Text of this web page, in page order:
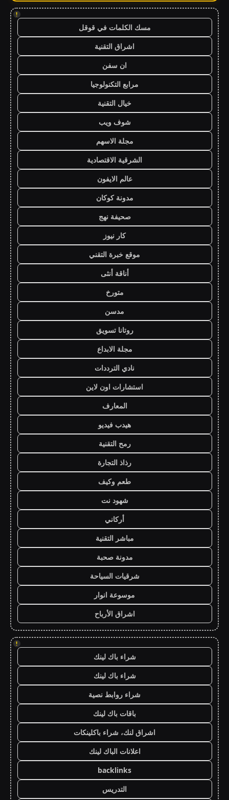
!
مسك الكلمات في قوقل
اشراق التقنية
ان سفن
مرابع التكنولوجيا
خيال التقنية
شوف ويب
مجلة الاسهم
الشرقية الاقتصادية
عالم الايفون
مدونة كوكان
صحيفة نهج
كار نيوز
موقع خبرة التقني
أناقة أنثى
متورخ
مدسن
روتانا تسويق
مجلة الابداع
نادي الترددات
استشارات اون لاين
المعارف
هيدب فيديو
رمح التقنية
رذاذ التجارة
طعم وكيف
شهود نت
أركاني
مباشر التقنية
مدونة صحبة
شرقيات السياحة
موسوعة انوار
اشراق الأرباح
!
شراء باك لينك
شراء باك لينك
شراء روابط نصية
باقات باك لينك
اشراق لنك، شراء باكلينكات
اعلانات الباك لينك
backlinks
التدريس